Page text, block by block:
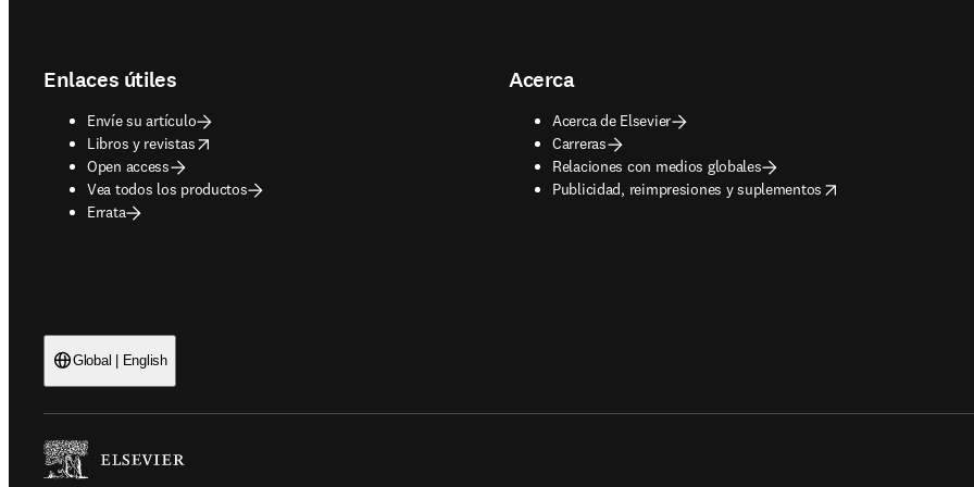
Enlaces útiles
Envíe su artículo
Libros y revistas
opens in new tab/window
Open access
Vea todos los productos
Errata
Acerca
Acerca de Elsevier
Carreras
Relaciones con medios globales
Publicidad, reimpresiones y suplementos
opens in new tab/window
Global | English